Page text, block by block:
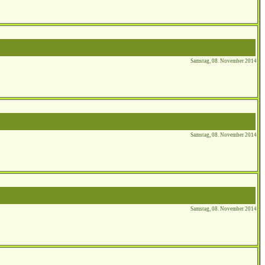
Samstag, 08. November 2014
Samstag, 08. November 2014
Samstag, 08. November 2014